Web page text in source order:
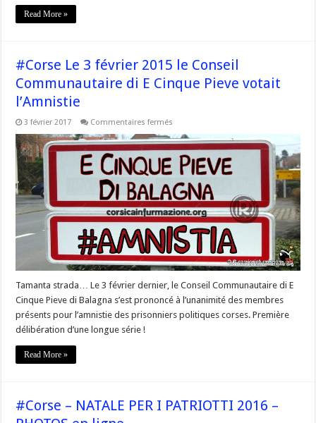
Read More »
#Corse Le 3 février 2015 le Conseil
Communautaire di E Cinque Pieve votait
l’Amnistie
3 février 2017 Commentaires fermés
Le
3
février
2015
Conseil
Communautaire
di
E
Cinque
Pieve
votait
l’Amnistie
Tamanta strada… Le 3 février dernier, le Conseil Communautaire di E
Cinque Pieve di Balagna s’est prononcé à l’unanimité des membres
présents pour l’amnistie des prisonniers politiques corses. Première
délibération d’une longue série !
Read More »
#Corse – NATALE PER I PATRIOTTI 2016 –